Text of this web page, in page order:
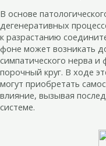
В основе
дегенеративных
к разрастанию
фоне может возникать
симпатического нерва
порочный круг. В ходе
могут приобретать
влияние, вызывая
системе.